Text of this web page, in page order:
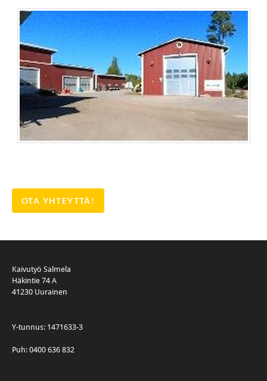
OTA YHTEYTTÄ!
Kaivutyö Salmela
Häkintie 74 A
41230 Uurainen
Y-tunnus: 1471633-3
Puh: 0400 636 832